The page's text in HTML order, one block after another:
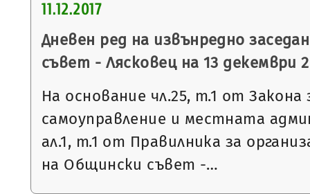
11.12.2017
Дневен ред на извънредно
съвет - Лясковец на 13 декември
На основание чл.25, т.1 от
самоуправление и местната
ал.1, т.1 от Правилника за
на Общински съвет -…